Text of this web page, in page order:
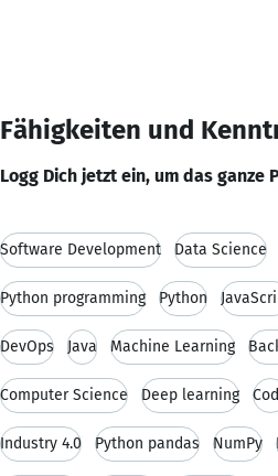
Fähigkeiten und
Logg Dich jetzt ein, um das ganze
Software Development Data Science
Python programming Python
DevOps Java Machine Learning
Computer Science Deep learning
Industry 4.0 Python pandas NumPy